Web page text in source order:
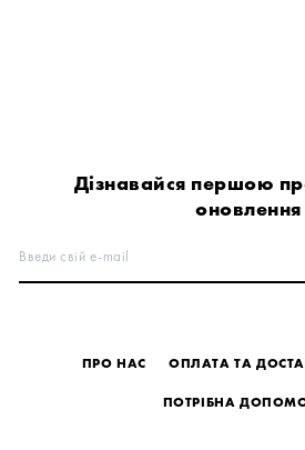
Дізнавайся першою
оновлення
Введи свій e-mail
ПРО НАС ОПЛАТА ТА
ПОТРІБНА